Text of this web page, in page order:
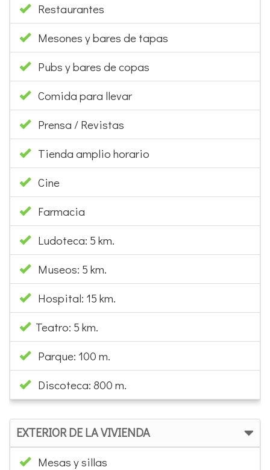
Restaurantes
Mesones y bares de tapas
Pubs y bares de copas
Comida para llevar
Prensa / Revistas
Tienda amplio horario
Cine
Farmacia
Ludoteca: 5 km.
Museos: 5 km.
Hospital: 15 km.
Teatro: 5 km.
Parque: 100 m.
Discoteca: 800 m.
EXTERIOR DE LA VIVIENDA
Mesas y sillas